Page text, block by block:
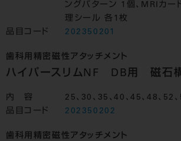
ングパターン 1個、MRIカー
理シール 各1枚
品目コード
202350201
歯科用精密磁性アタッチメント
ハイパースリムNF DB用 磁石
内 容
25、30、35、40、45、48、52
品目コード
202350202
歯科用精密磁性アタッチメント